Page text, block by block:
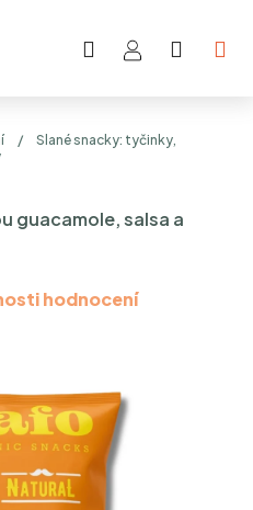
Hledat
/
Slané snacky: tyčinky,
guacamole, salsa a
hodnocení